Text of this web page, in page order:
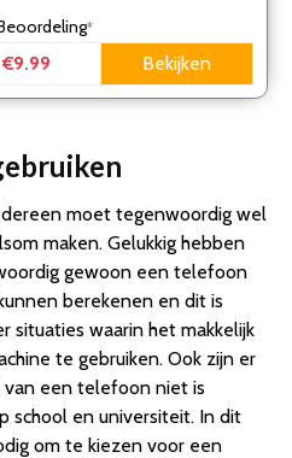
*
€9.99 Bekijken
moet tegenwoordig wel
maken. Gelukkig hebben
gewoon een telefoon
berekenen en dit is
situaties waarin het makkelijk
te gebruiken. Ook zijn er
van een telefoon niet is
school en universiteit. In dit
om te kiezen voor een